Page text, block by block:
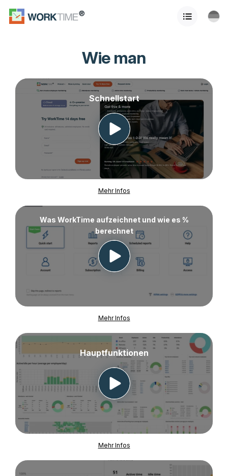
Wie man
Schnellstart
Mehr Infos
Was WorkTime aufzeichnet und wie es %
berechnet
Mehr Infos
Hauptfunktionen
Mehr Infos